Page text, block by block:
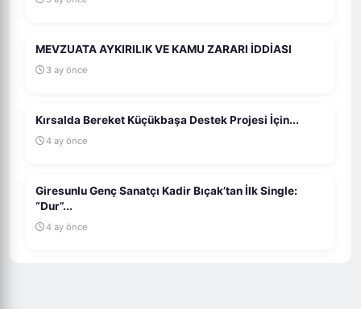
MEVZUATA AYKIRILIK VE KAMU ZARARI İDDİASI
3 ay önce
Kırsalda Bereket Küçükbaşa Destek Projesi İçin...
4 ay önce
Giresunlu Genç Sanatçı Kadir Bıçak’tan İlk Single:
“Dur”...
4 ay önce